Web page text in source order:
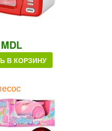
В КОРЗИНУ